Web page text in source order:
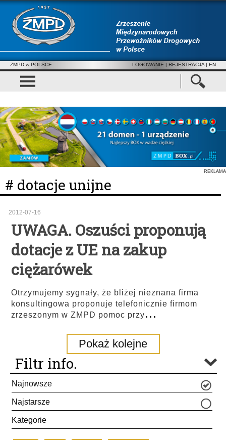
ZMPD w POLSCE LOGOWANIE | REJESTRACJA | EN
REKLAMA
# dotacje unijne
2012-07-16
UWAGA. Oszuści proponują
dotacje z UE na zakup
ciężarówek
Otrzymujemy sygnały, że bliżej nieznana firma
konsultingowa proponuje telefonicznie firmom
zrzeszonym w ZMPD pomoc przy...
Pokaż kolejne
Filtr info.
Najnowsze
Najstarsze
Kategorie